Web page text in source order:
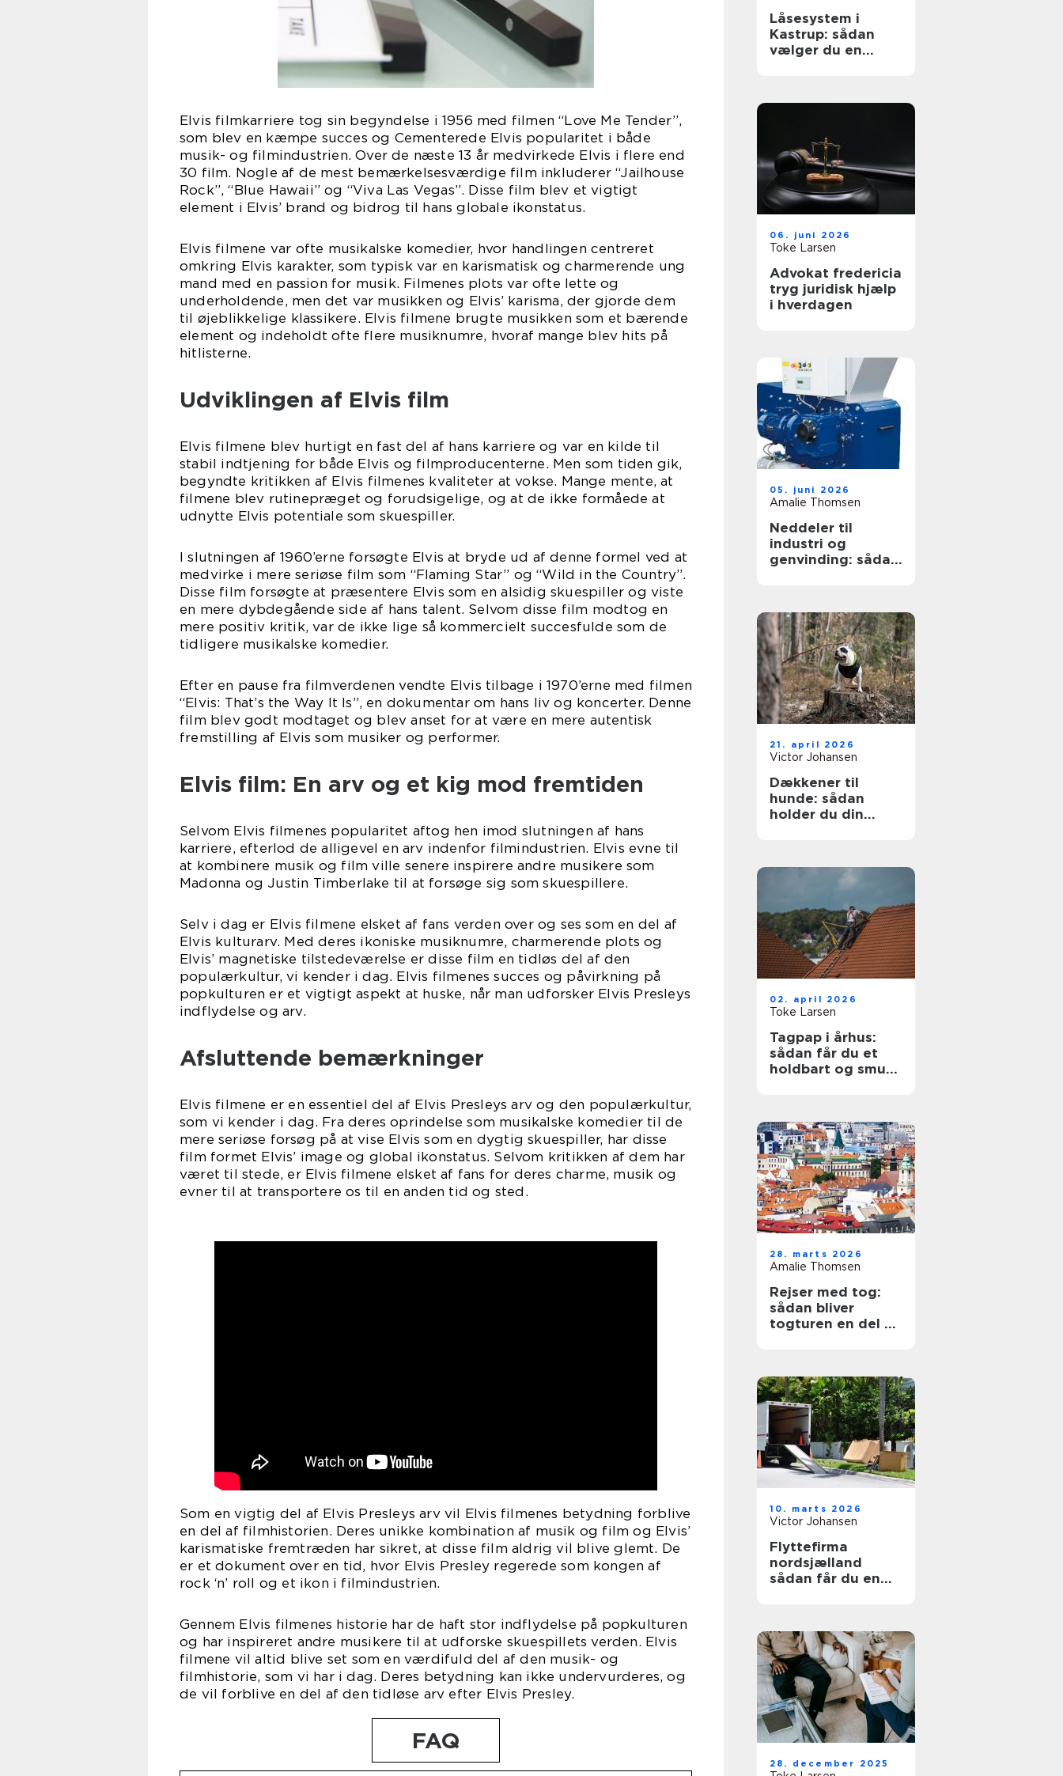
Elvis filmkarriere tog sin begyndelse i 1956 med filmen “Love Me Tender”,
som blev en kæmpe succes og Cementerede Elvis popularitet i både
musik- og filmindustrien. Over de næste 13 år medvirkede Elvis i flere end
30 film. Nogle af de mest bemærkelsesværdige film inkluderer “Jailhouse
Rock”, “Blue Hawaii” og “Viva Las Vegas”. Disse film blev et vigtigt
element i Elvis’ brand og bidrog til hans globale ikonstatus.
Elvis filmene var ofte musikalske komedier, hvor handlingen centreret
omkring Elvis karakter, som typisk var en karismatisk og charmerende ung
mand med en passion for musik. Filmenes plots var ofte lette og
underholdende, men det var musikken og Elvis’ karisma, der gjorde dem
til øjeblikkelige klassikere. Elvis filmene brugte musikken som et bærende
element og indeholdt ofte flere musiknumre, hvoraf mange blev hits på
hitlisterne.
Udviklingen af Elvis film
Elvis filmene blev hurtigt en fast del af hans karriere og var en kilde til
stabil indtjening for både Elvis og filmproducenterne. Men som tiden gik,
begyndte kritikken af Elvis filmenes kvaliteter at vokse. Mange mente, at
filmene blev rutinepræget og forudsigelige, og at de ikke formåede at
udnytte Elvis potentiale som skuespiller.
I slutningen af 1960’erne forsøgte Elvis at bryde ud af denne formel ved at
medvirke i mere seriøse film som “Flaming Star” og “Wild in the Country”.
Disse film forsøgte at præsentere Elvis som en alsidig skuespiller og viste
en mere dybdegående side af hans talent. Selvom disse film modtog en
mere positiv kritik, var de ikke lige så kommercielt succesfulde som de
tidligere musikalske komedier.
Efter en pause fra filmverdenen vendte Elvis tilbage i 1970’erne med filmen
“Elvis: That’s the Way It Is”, en dokumentar om hans liv og koncerter. Denne
film blev godt modtaget og blev anset for at være en mere autentisk
fremstilling af Elvis som musiker og performer.
Elvis film: En arv og et kig mod fremtiden
Selvom Elvis filmenes popularitet aftog hen imod slutningen af hans
karriere, efterlod de alligevel en arv indenfor filmindustrien. Elvis evne til
at kombinere musik og film ville senere inspirere andre musikere som
Madonna og Justin Timberlake til at forsøge sig som skuespillere.
Selv i dag er Elvis filmene elsket af fans verden over og ses som en del af
Elvis kulturarv. Med deres ikoniske musiknumre, charmerende plots og
Elvis’ magnetiske tilstedeværelse er disse film en tidløs del af den
populærkultur, vi kender i dag. Elvis filmenes succes og påvirkning på
popkulturen er et vigtigt aspekt at huske, når man udforsker Elvis Presleys
indflydelse og arv.
Afsluttende bemærkninger
Elvis filmene er en essentiel del af Elvis Presleys arv og den populærkultur,
som vi kender i dag. Fra deres oprindelse som musikalske komedier til de
mere seriøse forsøg på at vise Elvis som en dygtig skuespiller, har disse
film formet Elvis’ image og global ikonstatus. Selvom kritikken af dem har
været til stede, er Elvis filmene elsket af fans for deres charme, musik og
evner til at transportere os til en anden tid og sted.
Som en vigtig del af Elvis Presleys arv vil Elvis filmenes betydning forblive
en del af filmhistorien. Deres unikke kombination af musik og film og Elvis’
karismatiske fremtræden har sikret, at disse film aldrig vil blive glemt. De
er et dokument over en tid, hvor Elvis Presley regerede som kongen af
rock ‘n’ roll og et ikon i filmindustrien.
Gennem Elvis filmenes historie har de haft stor indflydelse på popkulturen
og har inspireret andre musikere til at udforske skuespillets verden. Elvis
filmene vil altid blive set som en værdifuld del af den musik- og
filmhistorie, som vi har i dag. Deres betydning kan ikke undervurderes, og
de vil forblive en del af den tidløse arv efter Elvis Presley.
FAQ
Låsesystem i
Kastrup: sådan
vælger du en
06. juni 2026
Toke Larsen
Advokat fredericia
tryg juridisk hjælp
i hverdagen
05. juni 2026
Amalie Thomsen
Neddeler til
industri og
genvinding: sådan
21. april 2026
Victor Johansen
Dækkener til
hunde: sådan
holder du din
02. april 2026
Toke Larsen
Tagpap i århus:
sådan får du et
holdbart og smukt
28. marts 2026
Amalie Thomsen
Rejser med tog:
sådan bliver
togturen en del af
10. marts 2026
Victor Johansen
Flyttefirma
nordsjælland
sådan får du en
28. december 2025